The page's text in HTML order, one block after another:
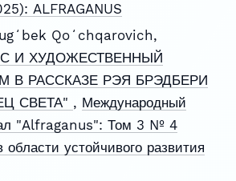
ALFRAGANUS
Qoʻchqarovich,
И ХУДОЖЕСТВЕННЫЙ
В РАССКАЗЕ РЭЯ БРЭДБЕРИ
СВЕТА" , Международный
"Alfraganus": Том 3 № 4
устойчивого развития